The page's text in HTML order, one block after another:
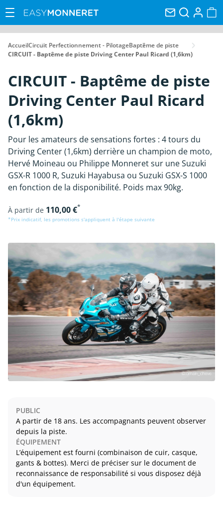
AccueilCircuit Perfectionnement - PilotageBaptême de piste
CIRCUIT - Baptême de piste Driving Center Paul Ricard (1,6km)
CIRCUIT - Baptême de piste
Driving Center Paul Ricard
(1,6km)
Pour les amateurs de sensations fortes : 4 tours du
Driving Center (1,6km) derrière un champion de moto,
Hervé Moineau ou Philippe Monneret sur une Suzuki
GSX-R 1000 R, Suzuki Hayabusa ou Suzuki GSX-S 1000
en fonction de la disponibilité. Poids max 90kg.
À partir de 110,00 €*
*Prix indicatif, les promotions s'appliquent à l'étape suivante
PUBLIC
A partir de 18 ans. Les accompagnants peuvent observer
depuis la piste.
ÉQUIPEMENT
L’équipement est fourni (combinaison de cuir, casque,
gants & bottes). Merci de préciser sur le document de
reconnaissance de responsabilité si vous disposez déjà
d'un équipement.